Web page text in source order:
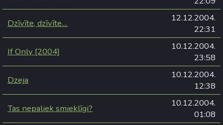
Dzīvīte, dzīvīte....
12.12.2004.
22:31
If Only [2004]
10.12.2004.
23:58
Dzeja
10.12.2004.
12:38
Tas nepaliek smieklīgi?
10.12.2004.
01:08